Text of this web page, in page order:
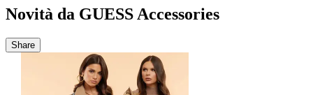
Novità da GUESS Accessories
Share